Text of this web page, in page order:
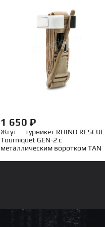
ВЕСЬ КАТАЛОГ
Жгут — турникет RHINO RESCUE
Tourniquet GEN-2 с
металлическим воротком TAN
1 650₽